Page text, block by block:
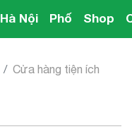
Hà Nội Phố Shop
Cửa hàng tiện ích